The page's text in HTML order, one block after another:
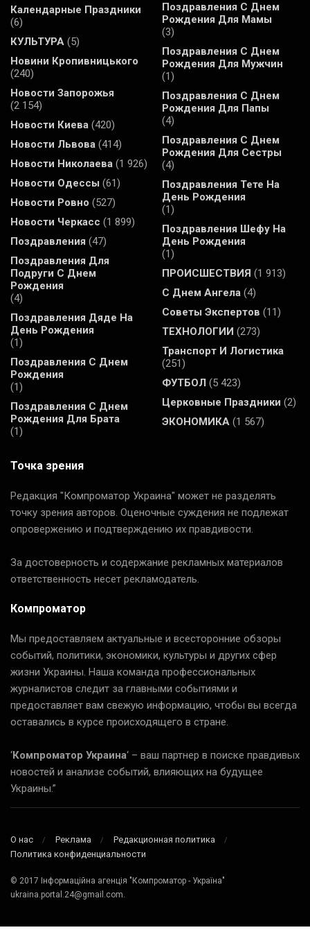
Календарные Праздники
(6)
КУЛЬТУРА (5)
Новини Кропивницького
(240)
Новости Запорожья
(2 154)
Новости Киева (420)
Новости Львова (414)
Новости Николаева (1 926)
Новости Одессы (61)
Новости Ровно (527)
Новости Черкасс (1 899)
Поздравления (47)
Поздравления Для
Подруги С Днем
Рождения
(4)
Поздравления Дяде На
День Рождения
(1)
Поздравления С Днем
Рождения
(1)
Поздравления С Днем
Рождения Для Брата
(1)
Поздравления С Днем
Рождения Для Мамы
(3)
Поздравления С Днем
Рождения Для Мужчин
(1)
Поздравления С Днем
Рождения Для Папы
(4)
Поздравления С Днем
Рождения Для Сестры
(4)
Поздравления Тете На
День Рождения
(1)
Поздравления Шефу На
День Рождения
(1)
ПРОИСШЕСТВИЯ (1 913)
С Днем Ангела (4)
Советы Экспертов (11)
ТЕХНОЛОГИИ (273)
Транспорт И Логистика
(251)
ФУТБОЛ (5 423)
Церковные Праздники (2)
ЭКОНОМИКА (1 567)
Точка зрения
Редакция "Компроматор Украина" может не разделять
точку зрения авторов. Оценочные суждения не подлежат
опровержению и подтверждению их правдивости.
За достоверность и содержание рекламных материалов
ответственность несет рекламодатель.
Компроматор
Мы предоставляем актуальные и всесторонние обзоры
событий, политики, экономики, культуры и других сфер
жизни Украины. Наша команда профессиональных
журналистов следит за главными событиями и
предоставляет вам свежую информацию, чтобы вы всегда
оставались в курсе происходящего в стране.
‘Компроматор Украина‘ – ваш партнер в поиске правдивых
новостей и анализе событий, влияющих на будущее
Украины.”
О нас Реклама
Редакционная политика
Политика конфиденциальности
© 2017 Інформаційна агенція "Компроматор - Україна"
ukraina.portal.24@gmail.com.